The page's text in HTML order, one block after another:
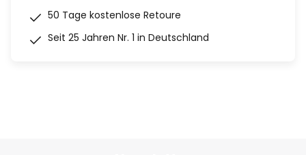
50 Tage kostenlose Retoure
Seit 25 Jahren Nr. 1 in Deutschland